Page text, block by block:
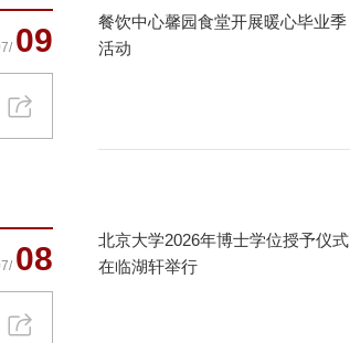
09
餐饮中心馨园食堂开展暖心毕业季
活动
08
北京大学2026年博士学位授予仪式
在临湖轩举行